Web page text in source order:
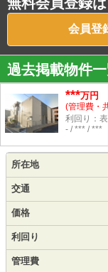
会員登
過去掲載物件
***万円
(管理費・
利回り：
- / *** / ***
所在地
交通
価格
利回り
管理費